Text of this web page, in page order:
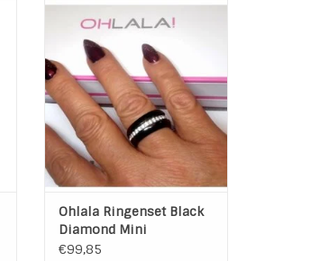
Ohlala ringen set Black Diamond
Mini
De set bestaat uit 3 ringen
Materiaal: Hoogwaardig
Edelstaal
TOEVOEGEN AAN WINKELWAGEN
Ohlala Ringenset Black
Diamond Mini
€99,85